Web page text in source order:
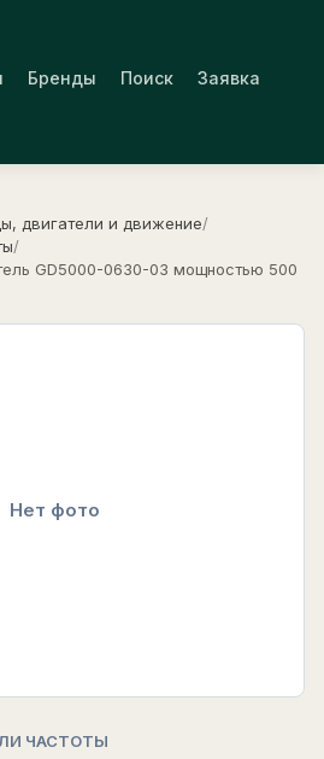
Бренды Поиск Заявка
двигатели и движение/
/
GD5000-0630-03 мощностью 500
Нет фото
ЧАСТОТЫ